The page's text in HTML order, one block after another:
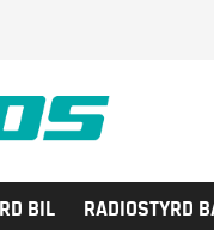
BIL RADIOSTYRD